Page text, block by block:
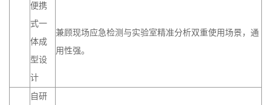
便携
式一
体成
型设
计
兼顾现场应急检测与实验室精准分析双重使用场景，通
用性强。
自研